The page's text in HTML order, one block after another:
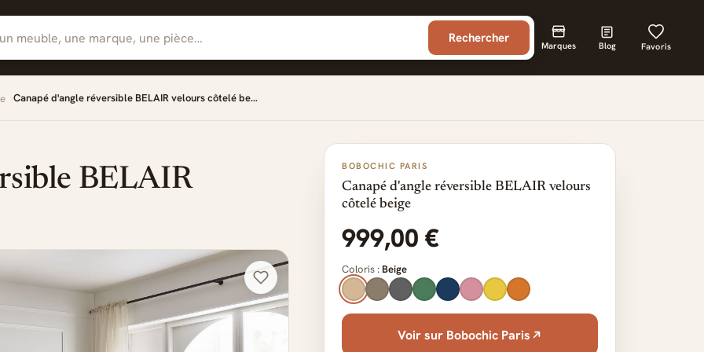
Rechercher Marques Blog Favoris
Canapé d'angle réversible BELAIR velours côtelé be…
BELAIR
BOBOCHIC PARIS
Canapé d'angle réversible BELAIR velours
côtelé beige
999,00 €
Coloris : Beige
Voir sur Bobochic Paris